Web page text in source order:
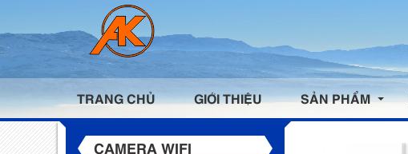
TRANG CHỦ GIỚI THIỆU SẢN PHẨM
CAMERA WIFI